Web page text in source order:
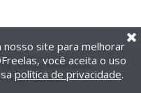
direitos reservados.
de privacidade
nosso site para melhorar
você aceita o uso
política de privacidade.